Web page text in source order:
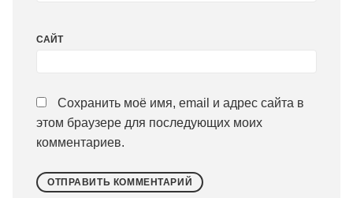
САЙТ
Сохранить моё имя, email и адрес сайта в
этом браузере для последующих моих
комментариев.